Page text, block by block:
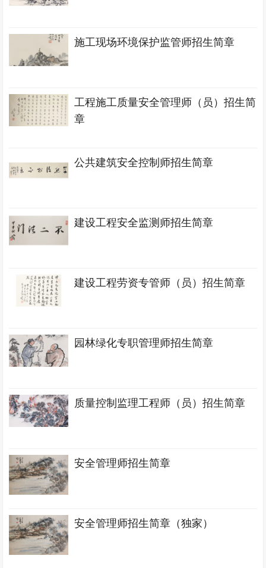
施工现场环境保护监管师招生简章
工程施工质量安全管理师（员）招生简
章
公共建筑安全控制师招生简章
建设工程安全监测师招生简章
建设工程劳资专管师（员）招生简章
园林绿化专职管理师招生简章
质量控制监理工程师（员）招生简章
安全管理师招生简章
安全管理师招生简章（独家）